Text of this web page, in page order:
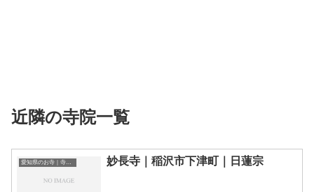
近隣の寺院一覧
愛知県のお寺｜寺院一覧 妙長寺｜稲沢市下津町｜日蓮宗